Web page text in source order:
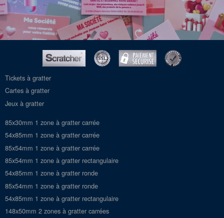
Tickets à gratter
Cartes à gratter
Jeux à gratter
85x30mm 1 zone à gratter carrée
54x85mm 1 zone à gratter carrée
85x54mm 1 zone à gratter carrée
85x54mm 1 zone à gratter rectangulaire
54x85mm 1 zone à gratter ronde
85x54mm 1 zone à gratter ronde
54x85mm 1 zone à gratter rectangulaire
148x50mm 2 zones à gratter carrées